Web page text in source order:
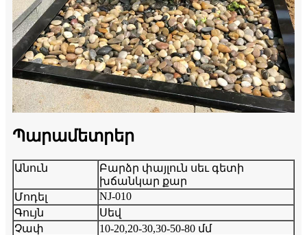
Պարամետրեր
Անուն
Բարձր փայլուն սեւ գետի
խճանկար քար
Մոդել
NJ-010
Գույն
Սեվ
Չափ
10-20,20-30,30-50-80 մմ